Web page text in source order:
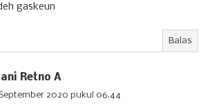
gaskeun
Balas
Retno A
2020 pukul 06.44